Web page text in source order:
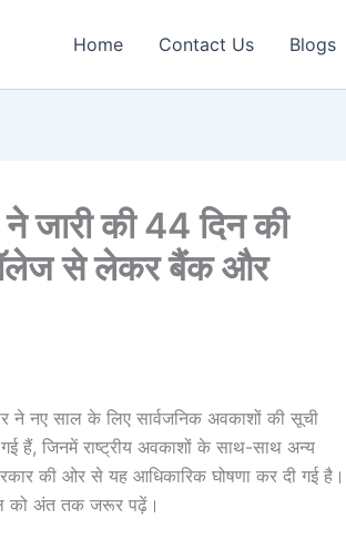
Home Contact Us Blogs
की 44 दिन की
से लेकर बैंक और
नए साल के लिए सार्वजनिक अवकाशों की सूची
हैं, जिनमें राष्ट्रीय अवकाशों के साथ-साथ अन्य
की ओर से यह आधिकारिक घोषणा कर दी गई है।
को अंत तक जरूर पढ़ें।